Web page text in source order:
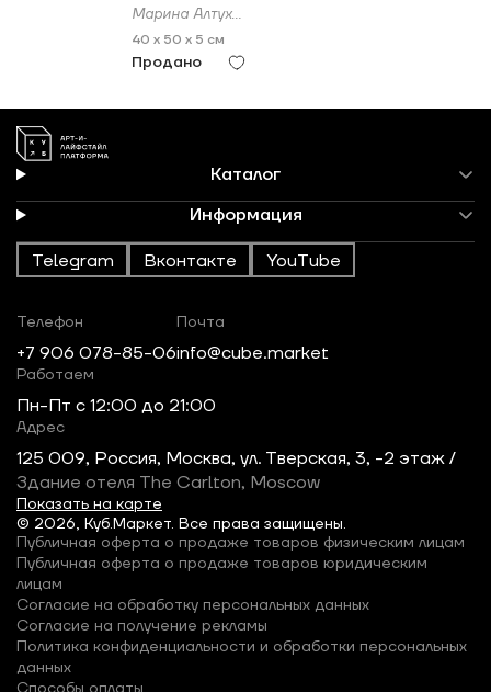
Марина Алтухова
40 x 50 x 5 см
Продано
Каталог
Информация
Telegram Вконтакте YouTube
© 2026, Куб.Маркет. Все права защищены.
Телефон
+7 906 078-85-06
Почта
info@cube.market
Работаем
Пн-Пт c 12:00 до 21:00
Адрес
125 009, Россия, Москва, ул. Тверская, 3, -2 этаж /
Здание отеля The Carlton, Moscow
Показать на карте
Публичная оферта о продаже товаров физическим лицам
Публичная оферта о продаже товаров юридическим
лицам
Согласие на обработку персональных данных
Согласие на получение рекламы
Политика конфиденциальности и обработки персональных
данных